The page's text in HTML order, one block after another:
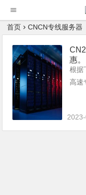
首页 CNCN专线服务器
惠。
根据
高速